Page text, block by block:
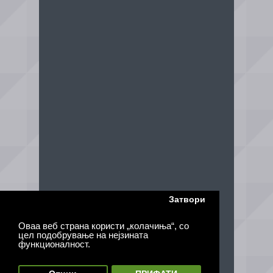
Оваа веб страна користи „колачиња“, со
цел подобрување на нејзината
функционалност.
Затвори